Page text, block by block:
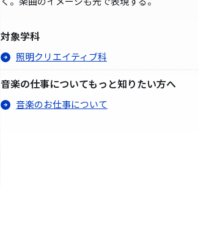
対象学科
照明クリエイティブ科
音楽の仕事についてもっと知りたい方へ
音楽のお仕事について